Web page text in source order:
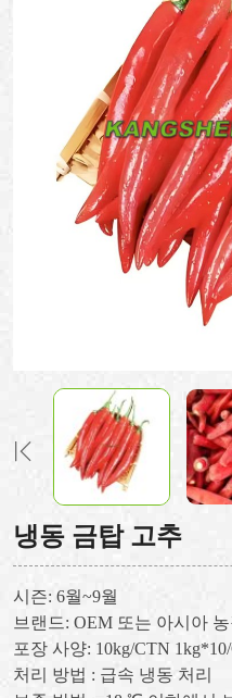
냉동 금탑 고추
시즌: 6월~9월
브랜드: OEM 또는 아시아
포장 사양: 10kg/CTN
처리 방법 : 급속 냉동 처리